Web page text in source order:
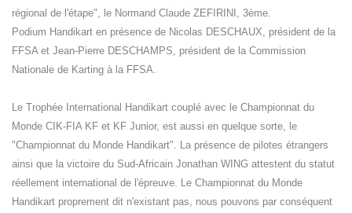
régional de l'étape", le Normand Claude ZEFIRINI, 3ème.
Podium Handikart en présence de Nicolas DESCHAUX, président de la
FFSA et Jean-Pierre DESCHAMPS, président de la Commission
Nationale de Karting à la FFSA.
Le Trophée International Handikart couplé avec le Championnat du
Monde CIK-FIA KF et KF Junior, est aussi en quelque sorte, le
"Championnat du Monde Handikart". La présence de pilotes étrangers
ainsi que la victoire du Sud-Africain Jonathan WING attestent du statut
réellement international de l'épreuve. Le Championnat du Monde
Handikart proprement dit n'existant pas, nous pouvons par conséquent